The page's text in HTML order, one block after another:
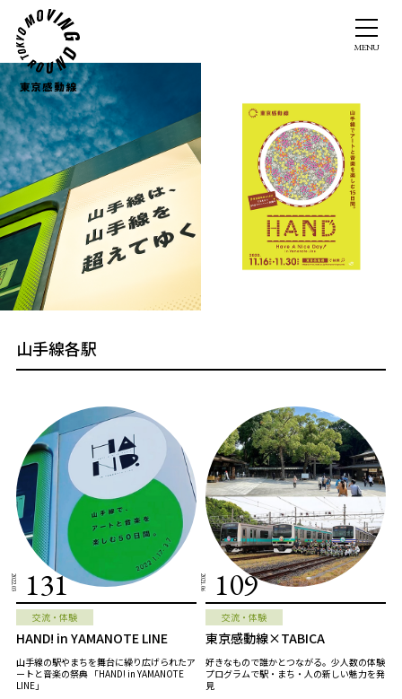
山手線各駅
2022.03 131
交流・体験
HAND! in YAMANOTE LINE
山手線の駅やまちを舞台に繰り広げられたア
ートと音楽の祭典 「HAND! in YAMANOTE
LINE」
2021.06 109
交流・体験
東京感動線×TABICA
好きなもので誰かとつながる。少人数の体験
プログラムで駅・まち・人の新しい魅力を発
見